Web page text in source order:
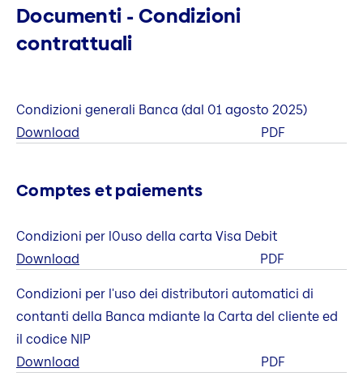
Documenti - Condizioni
contrattuali
Condizioni generali Banca (dal 01 agosto 2025)
Download
PDF
Comptes et paiements
Condizioni per l0uso della carta Visa Debit
Download
PDF
Condizioni per l'uso dei distributori automatici di
contanti della Banca mdiante la Carta del cliente ed
il codice NIP
Download
PDF